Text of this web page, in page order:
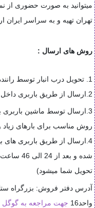
میتوانید به صورت حضوری از
تهران تهیه و به سراسر ایران
روش های ارسال :
1. تحویل درب انبار توسط راننده و یا خود شما
2.ارسال از طریق باربری داخل شهری برای آجودانیه
3.ارسال توسط ماشین باربری
روش مناسب برای بارهای
4.ارسال از طریق باربری های
شده و بعد
تحویل شما میشود)
آدرس دفتر فروش: بزرگراه
واحد16
جهت مراجعه به گوگل